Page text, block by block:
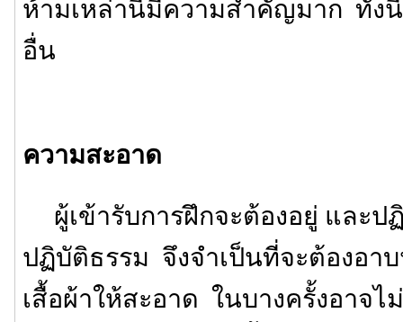
ห้ามเหล่านี้มีความสำคัญมาก ทั้ง
อื่น
ความสะอาด
ผู้เข้ารับการฝึกจะต้องอยู่ และป
ปฏิบัติธรรม จึงจำเป็นที่จะต้องอา
เสื้อผ้าให้สะอาด ในบางครั้งอาจไ